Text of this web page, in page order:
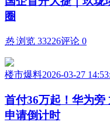
圈
热 浏览 33226评论 0
楼市爆料2026-03-27
首付36万起！华为旁
申请倒计时